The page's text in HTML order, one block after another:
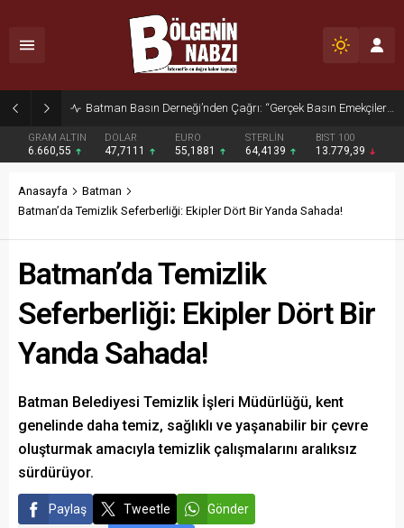
Zabıta Ekiplerinden Yol ve Kaldırım İşgaline Geçit Yok!
GRAM ALTIN
6.660,55
DOLAR
47,7111
EURO
55,1881
STERLİN
64,4139
BIST 100
13.779,39
Anasayfa
Batman
Batman’da Temizlik Seferberliği: Ekipler Dört Bir Yanda Sahada!
Batman’da Temizlik
Seferberliği: Ekipler Dört Bir
Yanda Sahada!
Batman Belediyesi Temizlik İşleri Müdürlüğü, kent
genelinde daha temiz, sağlıklı ve yaşanabilir bir çevre
oluşturmak amacıyla temizlik çalışmalarını aralıksız
sürdürüyor.
Paylaş Tweetle Gönder